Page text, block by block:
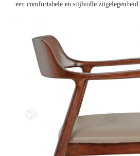
een comfortabele en stijlvolle zitgelegenheid.